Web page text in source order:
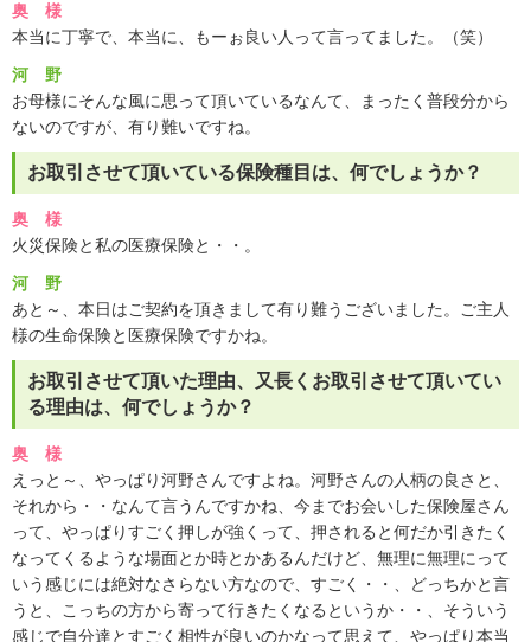
奥 様
本当に丁寧で、本当に、もーぉ良い人って言ってました。（笑）
河 野
お母様にそんな風に思って頂いているなんて、まったく普段分から
ないのですが、有り難いですね。
お取引させて頂いている保険種目は、何でしょうか？
奥 様
火災保険と私の医療保険と・・。
河 野
あと～、本日はご契約を頂きまして有り難うございました。ご主人
様の生命保険と医療保険ですかね。
お取引させて頂いた理由、又長くお取引させて頂いてい
る理由は、何でしょうか？
奥 様
えっと～、やっぱり河野さんですよね。河野さんの人柄の良さと、
それから・・なんて言うんですかね、今までお会いした保険屋さん
って、やっぱりすごく押しが強くって、押されると何だか引きたく
なってくるような場面とか時とかあるんだけど、無理に無理にって
いう感じには絶対なさらない方なので、すごく・・、どっちかと言
うと、こっちの方から寄って行きたくなるというか・・、そういう
感じで自分達とすごく相性が良いのかなって思えて、やっぱり本当